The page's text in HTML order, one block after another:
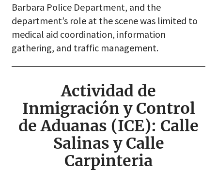
Barbara Police Department, and the
department’s role at the scene was limited to
medical aid coordination, information
gathering, and traffic management.
Actividad de
Inmigración y Control
de Aduanas (ICE): Calle
Salinas y Calle
Carpinteria